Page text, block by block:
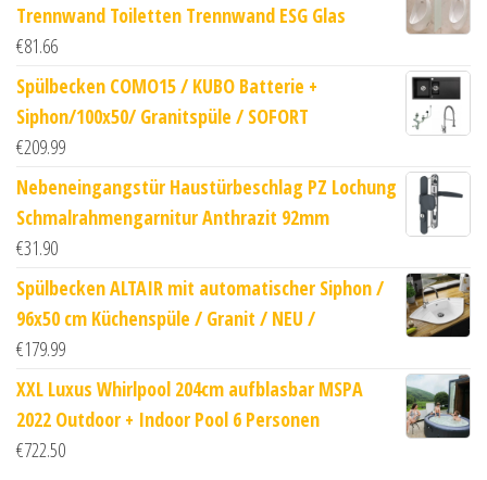
Trennwand Toiletten Trennwand ESG Glas
€81.66
Spülbecken COMO15 / KUBO Batterie +
Siphon/100x50/ Granitspüle / SOFORT
€209.99
Nebeneingangstür Haustürbeschlag PZ Lochung
Schmalrahmengarnitur Anthrazit 92mm
€31.90
Spülbecken ALTAIR mit automatischer Siphon /
96x50 cm Küchenspüle / Granit / NEU /
€179.99
XXL Luxus Whirlpool 204cm aufblasbar MSPA
2022 Outdoor + Indoor Pool 6 Personen
€722.50